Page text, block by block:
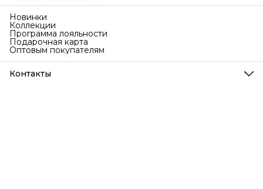
Новинки
Коллекции
Программа лояльности
Подарочная карта
Оптовым покупателям
Контакты